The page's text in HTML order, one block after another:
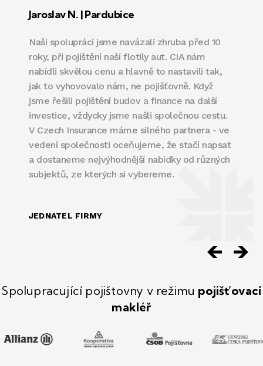
Jaroslav N. | Pardubice
Naši spolupráci jsme navázali zhruba před 10
roky, při pojištění naší flotily aut. CIA nám
nabídli skvělou cenu a hlavně to nastavili tak,
jak to vyhovovalo nám, ne pojišťovně. Když
jsme řešili pojištění budov a finance na další
investice, vždycky jsme našli společnou cestu.
V Czech Insurance máme silného partnera - ve
vedení společnosti oceňujeme, že stačí napsat
a dostaneme nejvýhodnější nabídky od různých
subjektů, ze kterých si vybereme.
JEDNATEL FIRMY
Spolupracující pojištovny v režimu pojišťovací
makléř